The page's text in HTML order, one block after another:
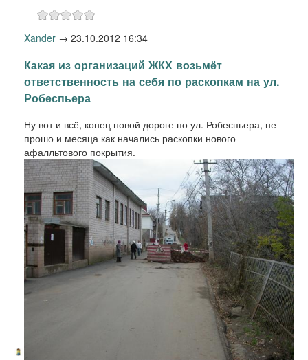
Xander → 23.10.2012 16:34
Какая из организаций ЖКХ возьмёт
ответственность на себя по раскопкам на ул.
Робеспьера
Ну вот и всё, конец новой дороге по ул. Робеспьера, не
прошо и месяца как начались раскопки нового
афалльтового покрытия.